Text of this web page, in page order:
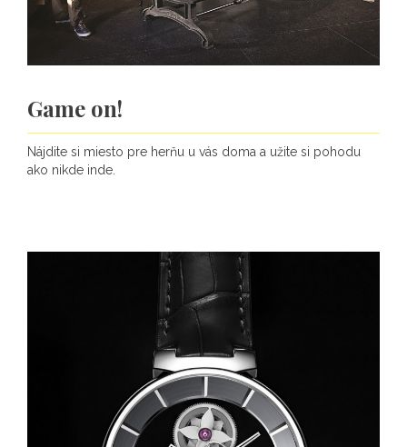
Game on!
Nájdite si miesto pre herňu u vás doma a užite si pohodu
ako nikde inde.